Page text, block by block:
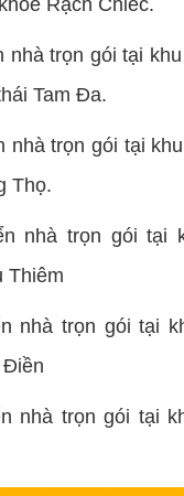
nhà trọn gói tại
Tam Đa.
nhà trọn gói tại
Thọ.
nhà trọn gói tại
Thiêm
nhà trọn gói tại
Điền
nhà trọn gói tại